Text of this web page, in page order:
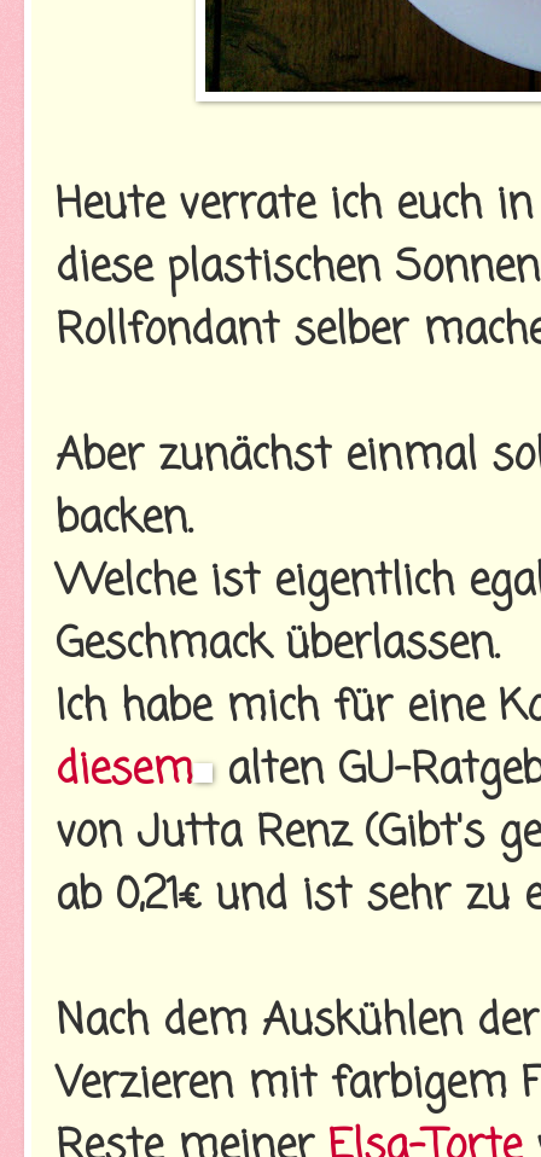
Heute verrate ich euch
diese plastischen
Rollfondant selber
Aber zunächst einmal
backen.
Welche ist eigentlich
Geschmack überlassen.
Ich habe mich für eine
diesem alten GU-
von Jutta Renz (Gibt's
ab 0,21€ und ist sehr zu
Nach dem Auskühlen
Verzieren mit farbigem